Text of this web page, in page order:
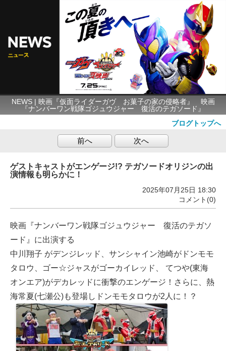
NEWS | 映画『仮面ライダーガヴ お菓子の家の侵略者』 映画
『ナンバーワン戦隊ゴジュウジャー 復活のテガソード』
ブログトップへ
前へ 次へ
ゲストキャストがエンゲージ!? テガソードオリジンの出
演情報も明らかに！
2025年07月25日 18:30
コメント(0)
映画『ナンバーワン戦隊ゴジュウジャー 復活のテガソ
ード』に出演する
中川翔子 がデンジレッド、サンシャイン池崎がドンモモ
タロウ、ゴー☆ジャスがゴーカイレッド、 てつや(東海
オンエア)がデカレッドに衝撃のエンゲージ！さらに、熱
海常夏(七瀬公)も登場しドンモモタロウが2人に！？